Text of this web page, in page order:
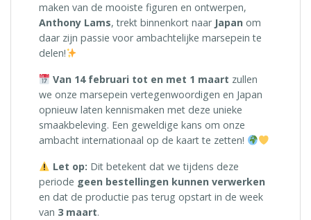
maken van de mooiste figuren en ontwerpen,
Anthony Lams, trekt binnenkort naar Japan om
daar zijn passie voor ambachtelijke marsepein te
delen!
Van 14 februari tot en met 1 maart zullen
we onze marsepein vertegenwoordigen en Japan
opnieuw laten kennismaken met deze unieke
smaakbeleving. Een geweldige kans om onze
ambacht internationaal op de kaart te zetten!
Let op: Dit betekent dat we tijdens deze
periode geen bestellingen kunnen verwerken
en dat de productie pas terug opstart in de week
van 3 maart.